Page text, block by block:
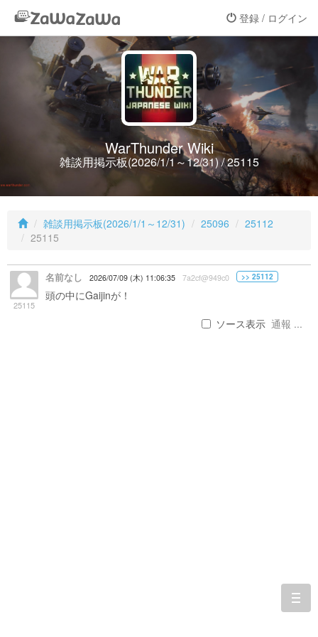
登録 / ログイン
WarThunder Wiki
雑談用掲示板(2026/1/1～12/31) / 25115
雑談用掲示板(2026/1/1～12/31) 25096
25112
25115
25115
名前なし 2026/07/09 (木) 11:06:35 7a2cf@949c0 >> 25112
頭の中にGaijinが！
ソース表示 通報 ...